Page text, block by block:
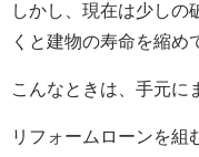
しかし、現在は少しの
くと建物の寿命を縮め
こんなときは、手元に
リフォームローンを組